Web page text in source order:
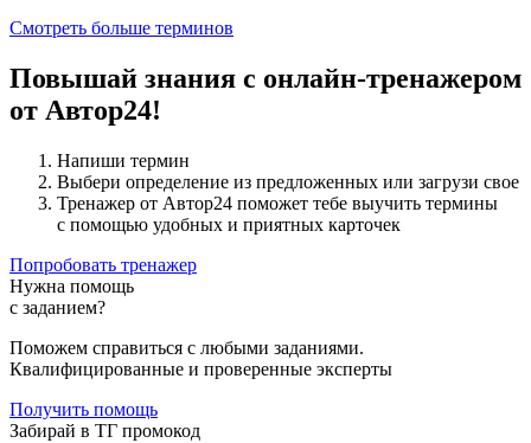
Смотреть больше терминов
Повышай знания с онлайн-тренажером
от Автор24!
Напиши термин
Выбери определение из предложенных или загрузи свое
Тренажер от Автор24 поможет тебе выучить термины
с помощью удобных и приятных карточек
Попробовать тренажер
Нужна помощь
с заданием?
Поможем справиться с любыми заданиями.
Квалифицированные и проверенные эксперты
Получить помощь
Забирай в ТГ промокод